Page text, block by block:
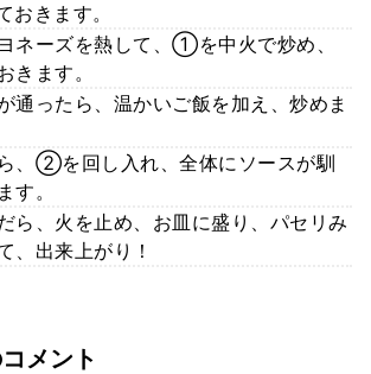
きます。
ネーズを熱して、①を中火で炒め、
きます。
通ったら、温かいご飯を加え、炒めま
、②を回し入れ、全体にソースが馴
す。
ら、火を止め、お皿に盛り、パセリみ
、出来上がり！
メント